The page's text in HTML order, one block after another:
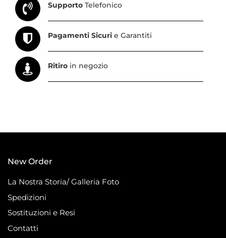
Supporto Telefonico
Pagamenti Sicuri e Garantiti
Ritiro in negozio
New Order
La Nostra Storia/ Galleria Foto
Spedizioni
Sostituzioni e Resi
Contatti